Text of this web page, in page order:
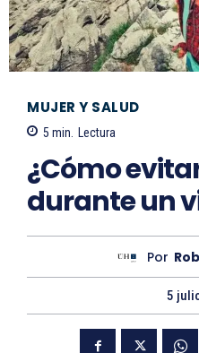
MUJER Y SALUD
5 min. Lectura
¿Cómo
durante un
Por
5